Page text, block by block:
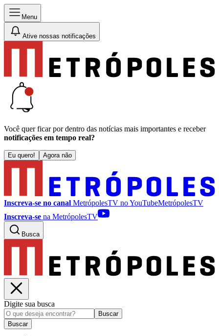
Menu
Ative nossas notificações
Você quer ficar por dentro das notícias mais importantes e receber
notificações em tempo real?
Eu quero! Agora não
Inscreva-se no canal MetrópolesTV noYouTubeMetrópolesTV
Inscreva-se na MetrópolesTV
Busca
Digite sua busca
Buscar
Buscar